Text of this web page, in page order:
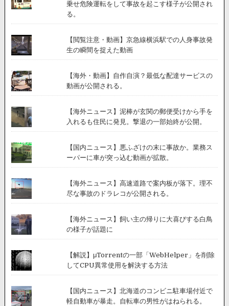
の
近
く
か
の
画
が
公
開。
乗せ危険運転をして事故を起こす様子が公開され
る。
【閲覧注意・動画】京急線横浜駅での人身事故発
生の瞬間を捉えた動画
【海外・動画】自作自演？最低な配達サービスの
動画が公開される。
【海外ニュース】泥棒が玄関の郵便受けから手を
入れるも住民に発見。撃退の一部始終が公開。
【国内ニュース】悪ふざけの末に事故か。業務ス
ーパーに車が突っ込む動画が拡散。
【海外ニュース】高速道路で案内板が落下。理不
尽な事故のドラレコが公開される。
【海外ニュース】飼い主の帰りに大喜びする白鳥
の様子が話題に
【解説】μTorrentの一部「WebHelper」を削除
してCPU異常使用を解決する方法
【国内ニュース】北海道のコンビニ駐車場付近で
軽自動車が暴走。自転車の男性がはねられる。